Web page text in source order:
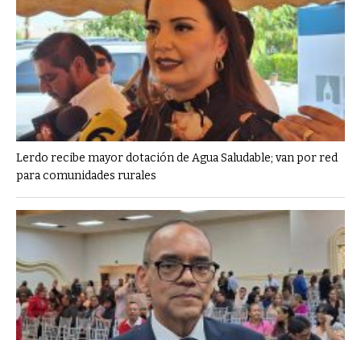
Lerdo recibe mayor dotación de Agua Saludable; van por red
para comunidades rurales